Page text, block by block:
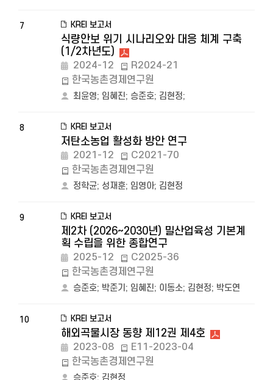
7 KREI 보고서
식량안보 위기 시나리오와 대응 체계 구축
(1/2차년도)
2024-12
R2024-21
한국농촌경제연구원
최윤영; 임혜진; 승준호; 김현정;
8 KREI 보고서
저탄소농업 활성화 방안 연구
2021-12
C2021-70
한국농촌경제연구원
정학균; 성재훈; 임영아; 김현정
9 KREI 보고서
제2차 (2026~2030년) 밀산업육성 기본계
획 수립을 위한 종합연구
2025-12
C2025-36
한국농촌경제연구원
승준호; 박준기 ; 임혜진; 이동소; 김현정; 박도연
10 KREI 보고서
해외곡물시장 동향 제12권 제4호
2023-08
E11-2023-04
한국농촌경제연구원
승준호; 김현정